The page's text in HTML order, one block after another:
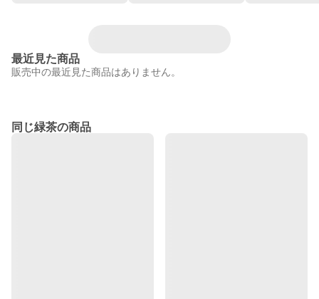
最近見た商品
販売中の最近見た商品はありません。
同じ緑茶の商品